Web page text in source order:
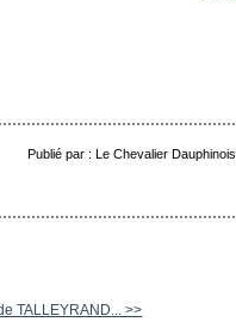
Publié par : Le Chevalier Dauphinois
TALLEYRAND... >>